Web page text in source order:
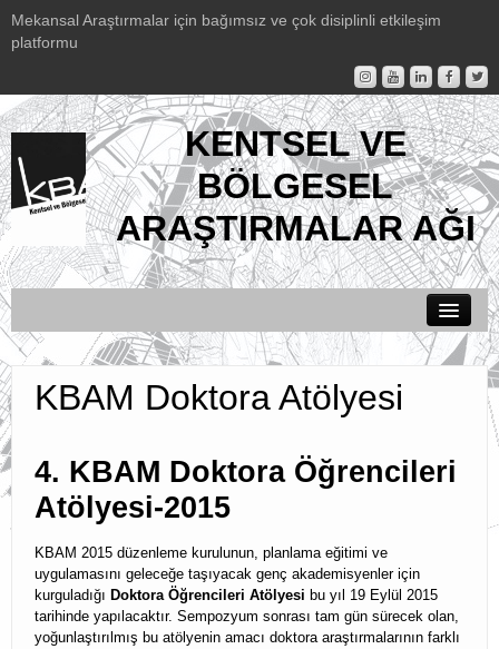
Mekansal Araştırmalar için bağımsız ve çok disiplinli etkileşim
platformu
KENTSEL VE
BÖLGESEL
ARAŞTIRMALAR AĞI
Duyurular
KBAM Hakkında
KBAM Yayınları
KBAM Yönerge
İletişim
KBAM Doktora Atölyesi
4. KBAM Doktora Öğrencileri
Atölyesi-2015
KBAM 2015 düzenleme kurulunun, planlama eğitimi ve
uygulamasını geleceğe taşıyacak genç akademisyenler için
kurguladığı Doktora Öğrencileri Atölyesi bu yıl 19 Eylül 2015
tarihinde yapılacaktır. Sempozyum sonrası tam gün sürecek olan,
yoğunlaştırılmış bu atölyenin amacı doktora araştırmalarının farklı